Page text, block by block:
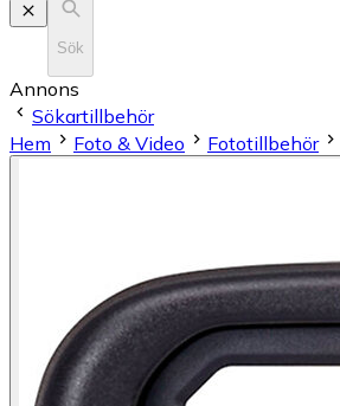
Sök
Annons
Sökartillbehör
Hem
Foto & Video Fototillbehör